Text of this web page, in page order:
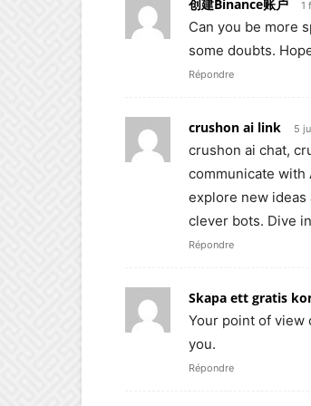
创建Binance账户 1
Can you be more
some doubts.
Répondre
crushon ai link 5
crushon ai chat,
communicate with
explore new
clever bots. Dive
Répondre
Skapa ett gratis
Your point of view
you.
Répondre